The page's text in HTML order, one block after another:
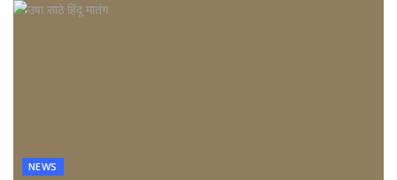
NEWS